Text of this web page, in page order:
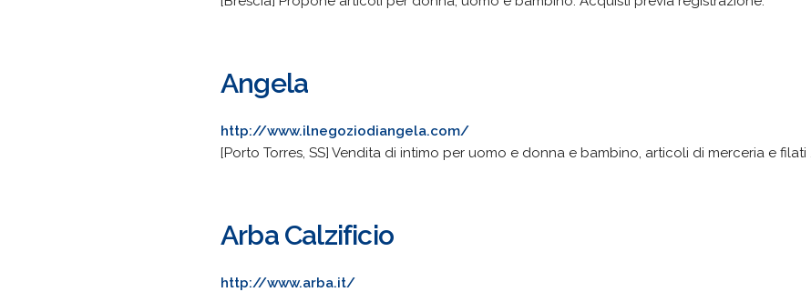
Angela
http://www.ilnegoziodiangela.com/
[Porto Torres, SS] Vendita di intimo per uomo e donna e bambino, articoli di merceria e filati .
Arba Calzificio
http://www.arba.it/